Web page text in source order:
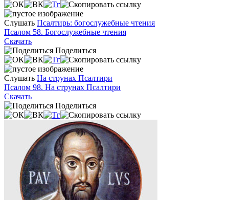
Слушать Псалтирь: богослужебные чтения
Псалом 58. Богослужебные чтения
Скачать
Поделиться
Слушать На струнах Псалтири
Псалом 98. На струнах Псалтири
Скачать
Поделиться